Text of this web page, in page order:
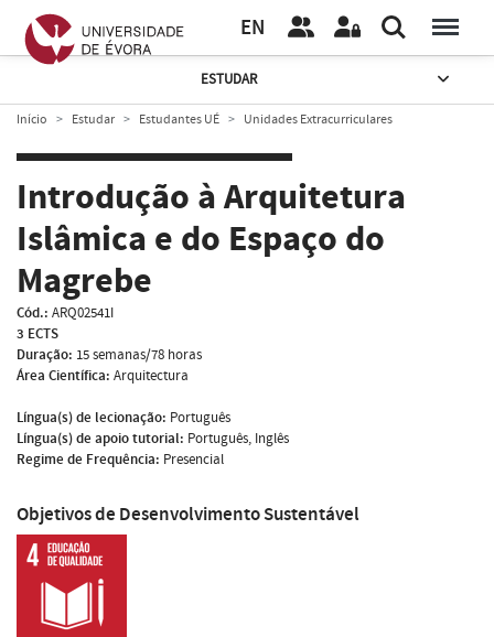
EN
ESTUDAR
Início Estudar Estudantes UÉ Unidades Extracurriculares
Introdução à Arquitetura
Islâmica e do Espaço do
Magrebe
Cód.: ARQ02541I
3 ECTS
Duração: 15 semanas/78 horas
Área Científica: Arquitectura
Língua(s) de lecionação: Português
Língua(s) de apoio tutorial: Português, Inglês
Regime de Frequência: Presencial
Objetivos de Desenvolvimento Sustentável